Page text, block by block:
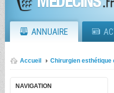
ANNUAIRE
Accueil Chirurgien esthétique
NAVIGATION